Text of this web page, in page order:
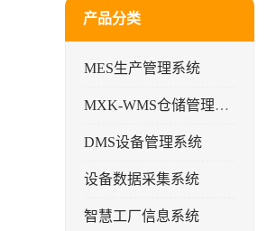
产品分类
MES生产管理系统
MXK-WMS仓储管理系统
DMS设备管理系统
设备数据采集系统
智慧工厂信息系统